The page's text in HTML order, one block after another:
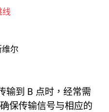
线
尔
输到 B 点时，经常需
保传输信号与相应的
关闭